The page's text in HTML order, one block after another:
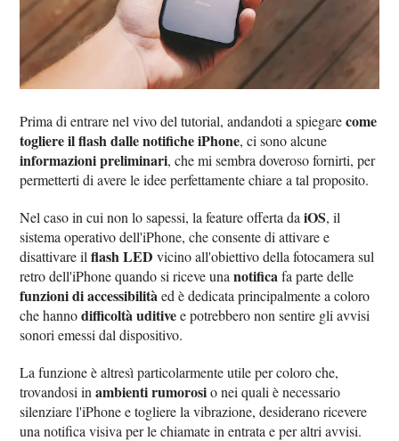
Prima di entrare nel vivo del tutorial, andandoti a spiegarecome
togliere il flash dalle notifiche iPhone, ci sono alcune
informazioni preliminari, che mi sembra doveroso fornirti, per
permetterti di avere le idee perfettamente chiare a tal proposito.
Nel caso in cui non lo sapessi, la feature offerta daiOS, il
sistema operativo dell'iPhone, che consente di attivare e
disattivare ilflash LED vicino all'obiettivo della fotocamera sul
retro dell'iPhone quando si riceve unanotificafa parte delle
funzioni di accessibilitàed è dedicata principalmente a coloro
che hannodifficoltà uditivee potrebbero non sentire gli avvisi
sonori emessi dal dispositivo.
La funzione è altresì particolarmente utile per coloro che,
trovandosi inambienti rumorosio nei quali è necessario
silenziare l'iPhone e togliere la vibrazione, desiderano ricevere
una notifica visiva per le chiamate in entrata e per altri avvisi.